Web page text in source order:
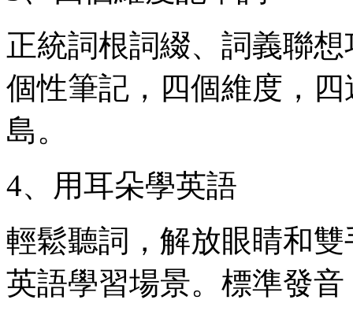
正統詞根詞綴、詞義聯
個性筆記，四個維度，
島。
4、用耳朵學英語
輕鬆聽詞，解放眼睛和
英語學習場景。標準發